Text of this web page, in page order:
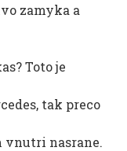
zamyka a
Toto je
tak preco
vnutri nasrane.